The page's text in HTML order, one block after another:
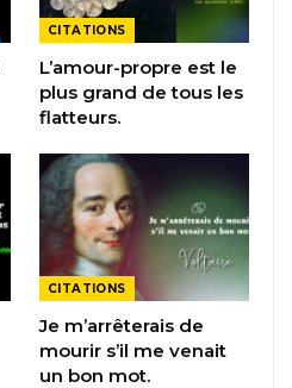
CITATIONS
L’amour-propre est le
plus grand de tous les
flatteurs.
CITATIONS
Je m’arrêterais de
mourir s’il me venait
un bon mot.